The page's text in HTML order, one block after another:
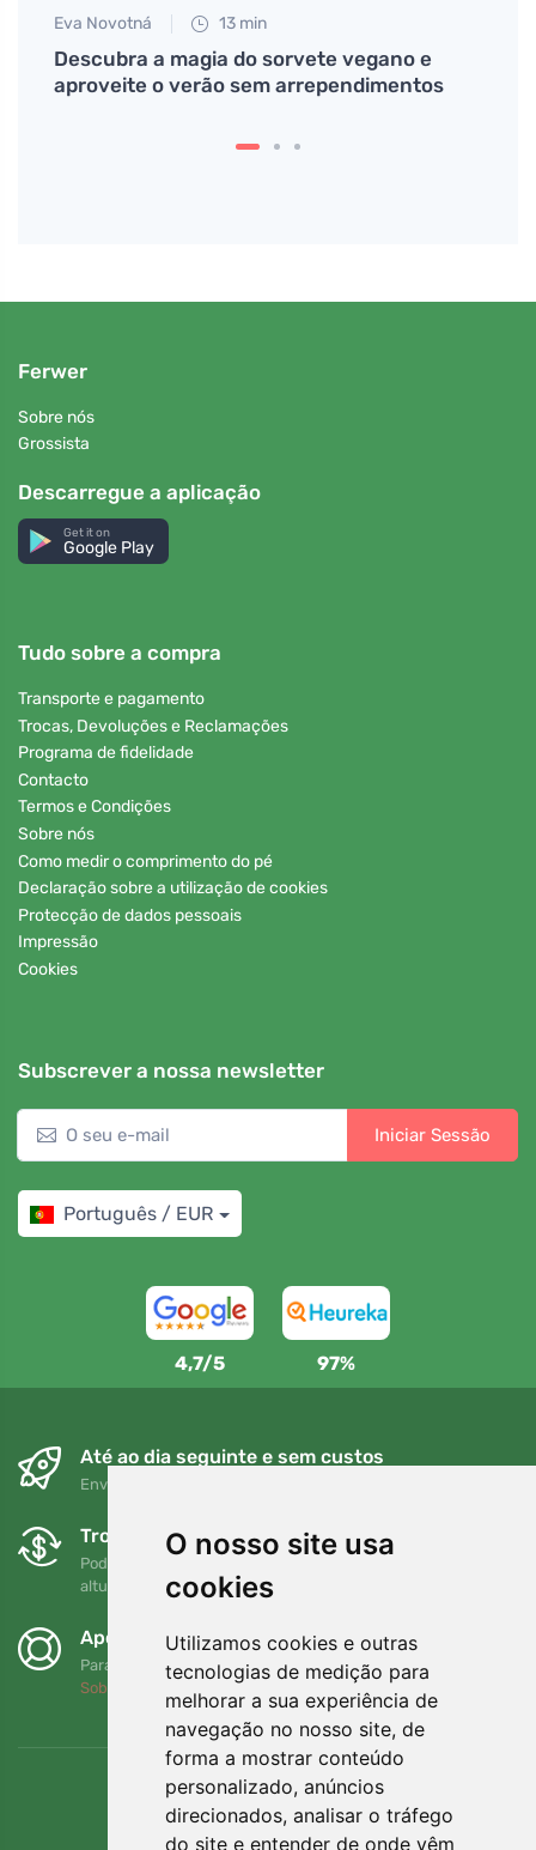
O nosso site usa
cookies
Utilizamos cookies e outras
tecnologias de medição para
melhorar a sua experiência de
navegação no nosso site, de
forma a mostrar conteúdo
personalizado, anúncios
direcionados, analisar o tráfego
do site e entender de onde vêm
Eva Novotná 13 min
Descubra a magia do sorvete vegano e
aproveite o verão sem arrependimentos
Ferwer
Sobre nós
Grossista
Descarregue a aplicação
Get it on
Google Play
Tudo sobre a compra
Transporte e pagamento
Trocas, Devoluções e Reclamações
Programa de fidelidade
Contacto
Termos e Condições
Sobre nós
Como medir o comprimento do pé
Declaração sobre a utilização de cookies
Protecção de dados pessoais
Impressão
Cookies
Subscrever a nossa newsletter
Iniciar Sessão
Português / EUR
4,7/5 97%
Até ao dia seguinte e sem custos
Envio gratuito para encomendas superiores a 80 EUR
Trocas e devoluções gratuitas
Pode devolver ou trocar a sua encomenda em qualquer
altura no prazo de 90 dias
Apoiamos a Trees.org
Para cada encomenda plantamos uma árvore! Leia mais
Sobre nós